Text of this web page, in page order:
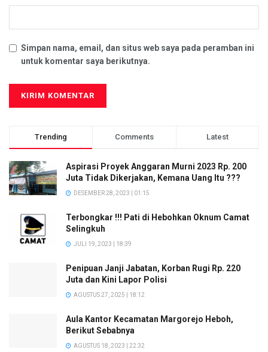
Simpan nama, email, dan situs web saya pada peramban ini
untuk komentar saya berikutnya.
Trending Comments Latest
Aspirasi Proyek Anggaran Murni 2023 Rp. 200
Juta Tidak Dikerjakan, Kemana Uang Itu ???
DESEMBER 28, 2023 | 01:15
Terbongkar !!! Pati di Hebohkan Oknum Camat
Selingkuh
JULI 19, 2023 | 18:39
Penipuan Janji Jabatan, Korban Rugi Rp. 220
Juta dan Kini Lapor Polisi
AGUSTUS 27, 2025 | 18:12
Aula Kantor Kecamatan Margorejo Heboh,
Berikut Sebabnya
AGUSTUS 18, 2023 | 22:32